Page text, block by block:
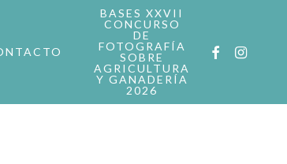
BASES XXVII
CONCURSO
DE
FOTOGRAFÍA
SOBRE
AGRICULTURA
Y GANADERÍA
2026
FACEBOOK